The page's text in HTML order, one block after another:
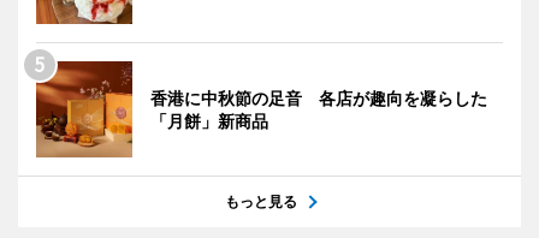
香港に中秋節の足音 各店が趣向を凝らした
「月餅」新商品
もっと見る